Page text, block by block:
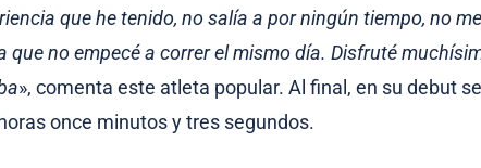
que he tenido, no salía a por ningún tiempo, no
que no empecé a correr el mismo día. Disfruté
», comenta este atleta popular. Al final, en su debut
once minutos y tres segundos.